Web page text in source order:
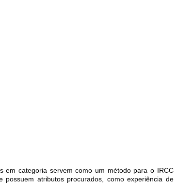
em categoria servem como um método para o IRCC
possuem atributos procurados, como experiência de